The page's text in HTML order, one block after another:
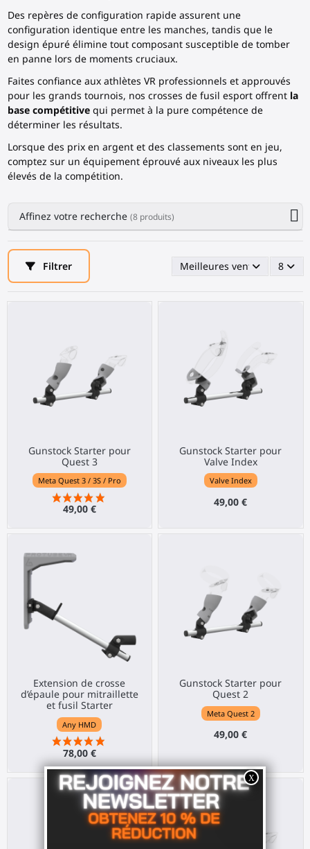
Des repères de configuration rapide assurent une
configuration identique entre les manches, tandis que le
design épuré élimine tout composant susceptible de tomber
en panne lors de moments cruciaux.
Faites confiance aux athlètes VR professionnels et approuvés
pour les grands tournois, nos crosses de fusil esportoffrent la
base compétitivequi permet à la pure compétence de
déterminer les résultats.
Lorsque des prix en argent et des classements sont en jeu,
comptez sur un équipement éprouvé aux niveaux les plus
élevés de la compétition.
Affinez votre recherche (8 produits)
Filtrer Meilleures ventes en8
Gunstock Starter pour
Quest 3
Meta Quest 3 / 3S / Pro
49,00 €
Gunstock Starter pour
Valve Index
Valve Index
49,00 €
Extension de crosse
d’épaule pour mitraillette
et fusil Starter
Any HMD
78,00 €
Gunstock Starter pour
Quest 2
Meta Quest 2
49,00 €